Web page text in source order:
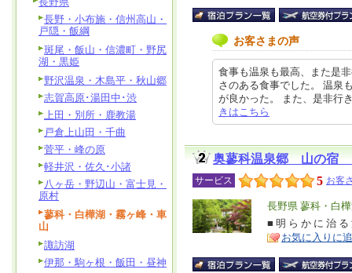
お客さまの声
食事も温泉も最高、また是
さのある食事でした。 温泉
が良かった。 また、是非
きはこちら
奥蓼科温泉郷 山の宿
サービス 5 お客
エ
リ
ア
長野県 蓼科・白
特
徴
■ 明 ら か に 治
お気に入りに
長野・小布施・信州高山・
戸隠・飯綱
斑尾・飯山・信濃町・野尻
湖・黒姫
野沢温泉・木島平・秋山郷
志賀高原･湯田中･渋
上田・別所・鹿教湯
戸倉上山田・千曲
菅平・峰の原
軽井沢・佐久･小諸
八ヶ岳・野辺山・富士見・
原村
蓼科・白樺湖・霧ヶ峰・車
山
諏訪湖
伊那・駒ヶ根・飯田・昼神